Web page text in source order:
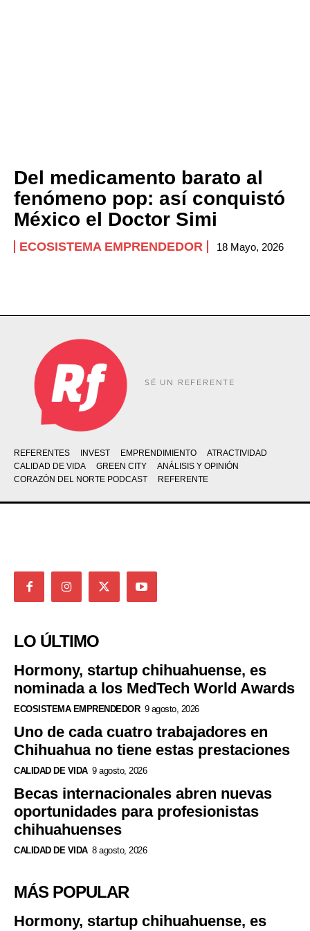
Del medicamento barato al
fenómeno pop: así conquistó
México el Doctor Simi
ECOSISTEMA EMPRENDEDOR 18 Mayo, 2026
SÉ UN REFERENTE
REFERENTES INVEST EMPRENDIMIENTO
ATRACTIVIDAD
CALIDAD DE VIDA
GREEN CITY
ANÁLISIS Y OPINIÓN
CORAZÓN DEL NORTE PODCAST
REFERENTE
LO ÚLTIMO
Hormony, startup chihuahuense, es
nominada a los MedTech World Awards
ECOSISTEMA EMPRENDEDOR 9 agosto, 2026
Uno de cada cuatro trabajadores en
Chihuahua no tiene estas prestaciones
CALIDAD DE VIDA 9 agosto, 2026
Becas internacionales abren nuevas
oportunidades para profesionistas
chihuahuenses
CALIDAD DE VIDA 8 agosto, 2026
MÁS POPULAR
Hormony, startup chihuahuense, es